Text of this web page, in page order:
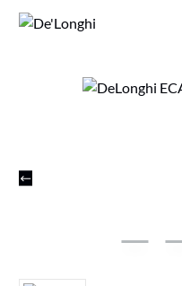
Bildergalerie überspringen